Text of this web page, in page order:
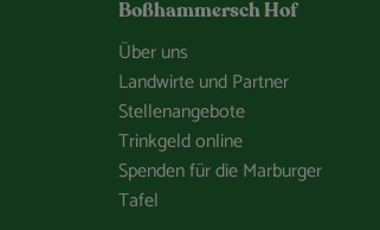
Boßhammersch Hof
Über uns
Landwirte und Partner
Stellenangebote
Trinkgeld online
Spenden für die Marburger
Tafel